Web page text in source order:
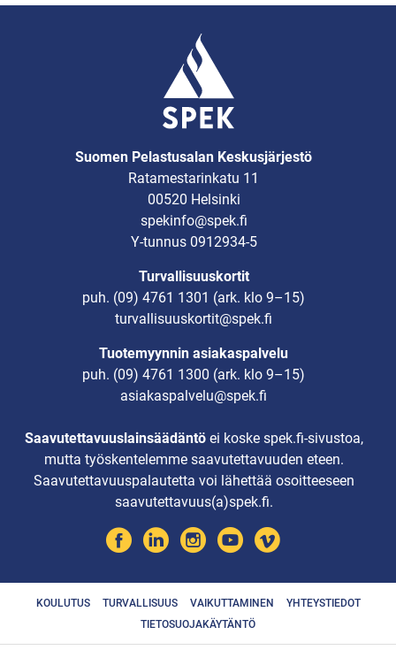
Suomen Pelastusalan Keskusjärjestö
Ratamestarinkatu 11
00520 Helsinki
spekinfo@spek.fi
Y-tunnus 0912934-5
Turvallisuuskortit
puh. (09) 4761 1301 (ark. klo 9–15)
turvallisuuskortit@spek.fi
Tuotemyynnin asiakaspalvelu
puh. (09) 4761 1300 (ark. klo 9–15)
asiakaspalvelu@spek.fi
Saavutettavuuslainsäädäntöei koske spek.fi-sivustoa,
mutta työskentelemme saavutettavuuden eteen.
Saavutettavuuspalautetta voi lähettää osoitteeseen
saavutettavuus(a)spek.fi.
KOULUTUS TURVALLISUUS VAIKUTTAMINEN
YHTEYSTIEDOT
TIETOSUOJAKÄYTÄNTÖ